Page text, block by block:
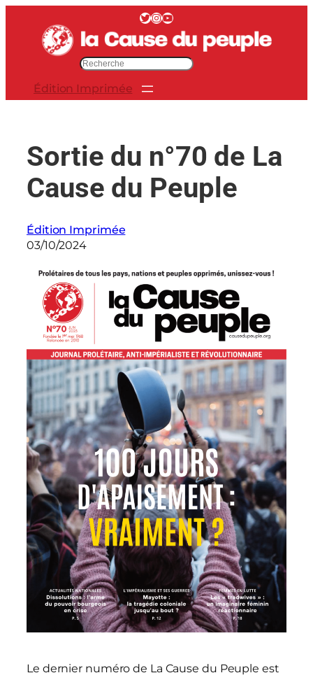
contenu
Twitter InstagramYouTube
c
e
Édition Imprimée
Sortie du n°70 de La
Cause du Peuple
Édition Imprimée
03/10/2024
Le dernier numéro de La Cause du Peuple est